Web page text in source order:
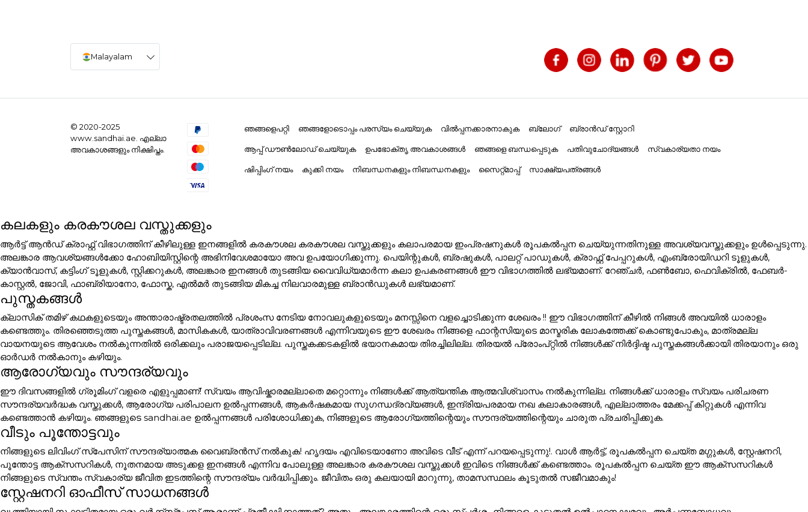
Malayalam
© 2020-2025
www.sandhai.ae. എല്ലാ
അവകാശങ്ങളും നിക്ഷിപ്തം.
ഞങ്ങളെപറ്റി ഞങ്ങളോടൊപ്പം പരസ്യം ചെയ്യുക വിൽപ്പനക്കാരനാകുക ബ്ലോഗ് ബ്രാൻഡ് സ്റ്റോറി
ആപ്പ് ഡൗൺലോഡ് ചെയ്യുക ഉപഭോക്തൃ അവകാശങ്ങൾ ഞങ്ങളെ ബന്ധപ്പെടുക പതിവുചോദ്യങ്ങൾ സ്വകാര്യതാ നയം
ഷിപ്പിംഗ് നയം കുക്കി നയം നിബന്ധനകളും നിബന്ധനകളും സൈറ്റ്മാപ്പ് സാക്ഷ്യപത്രങ്ങൾ
കലകളും കരകൗശല വസ്തുക്കളും
ആർട്ട് ആൻഡ് ക്രാഫ്റ്റ് വിഭാഗത്തിന് കീഴിലുള്ള ഇനങ്ങളിൽ കരകൗശല കരകൗശല വസ്തുക്കളും കലാപരമായ ഇംപ്രഷനുകൾ രൂപകൽപ്പന ചെയ്യുന്നതിനുള്ള അവശ്യവസ്തുക്കളും ഉൾപ്പെടുന്നു.
അലങ്കാര ആവശ്യങ്ങൾക്കോ ഹോബിയിസ്റ്റിന്റെ അഭിനിവേശമായോ അവ ഉപയോഗിക്കുന്നു. പെയിന്റുകൾ, ബ്രഷുകൾ, പാലറ്റ് പാഡുകൾ, ക്രാഫ്റ്റ് പേപ്പറുകൾ, എംബ്രോയിഡറി ടൂളുകൾ,
ക്യാൻവാസ്, കട്ടിംഗ് ടൂളുകൾ, സ്റ്റിക്കറുകൾ, അലങ്കാര ഇനങ്ങൾ തുടങ്ങിയ വൈവിധ്യമാർന്ന കലാ ഉപകരണങ്ങൾ ഈ വിഭാഗത്തിൽ ലഭ്യമാണ്. റേഞ്ചർ, ഫൺബോ, ഫെവിക്രിൽ, ഫേബർ-
കാസ്റ്റൽ, ജോവി, ഫാബ്രിയാനോ, ഫോസ്ക, എൽമർ തുടങ്ങിയ മികച്ച നിലവാരമുള്ള ബ്രാൻഡുകൾ ലഭ്യമാണ്.
പുസ്തകങ്ങൾ
ക്ലാസിക് തമിഴ് കഥകളുടെയും അന്താരാഷ്ട്രതലത്തിൽ പ്രശംസ നേടിയ നോവലുകളുടെയും മനസ്സിനെ വളച്ചൊടിക്കുന്ന ശേഖരം !! ഈ വിഭാഗത്തിന് കീഴിൽ നിങ്ങൾ അവയിൽ ധാരാളം
കണ്ടെത്തും. തിരഞ്ഞെടുത്ത പുസ്തകങ്ങൾ, മാസികകൾ, യാത്രാവിവരണങ്ങൾ എന്നിവയുടെ ഈ ശേഖരം നിങ്ങളെ ഫാന്റസിയുടെ മാസ്മരിക ലോകത്തേക്ക് കൊണ്ടുപോകും, മാത്രമല്ല
വായനയുടെ ആവേശം നൽകുന്നതിൽ ഒരിക്കലും പരാജയപ്പെടില്ല. പുസ്തകക്കടകളിൽ ഭയാനകമായ തിരച്ചിലില്ല. തിരയൽ പ്രോംപ്റ്റിൽ നിങ്ങൾക്ക് നിർദ്ദിഷ്ട പുസ്തകങ്ങൾക്കായി തിരയാനും ഒരു
ഓർഡർ നൽകാനും കഴിയും.
ആരോഗ്യവും സൗന്ദര്യവും
ഈ ദിവസങ്ങളിൽ ഗ്രൂമിംഗ് വളരെ എളുപ്പമാണ്! സ്വയം ആവിഷ്കാരമല്ലാതെ മറ്റൊന്നും നിങ്ങൾക്ക് ആത്യന്തിക ആത്മവിശ്വാസം നൽകുന്നില്ല. നിങ്ങൾക്ക് ധാരാളം സ്വയം പരിചരണ
സൗന്ദര്യവർദ്ധക വസ്തുക്കൾ, ആരോഗ്യ പരിപാലന ഉൽപ്പന്നങ്ങൾ, ആകർഷകമായ സുഗന്ധദ്രവ്യങ്ങൾ, ഇന്ദ്രിയപരമായ നഖ കലാകാരങ്ങൾ, എല്ലാത്തരം മേക്കപ്പ് കിറ്റുകൾ എന്നിവ
കണ്ടെത്താൻ കഴിയും. ഞങ്ങളുടെ sandhai.ae ഉൽപ്പന്നങ്ങൾ പരിശോധിക്കുക, നിങ്ങളുടെ ആരോഗ്യത്തിന്റെയും സൗന്ദര്യത്തിന്റെയും ചാരുത പ്രചരിപ്പിക്കുക.
വീടും പൂന്തോട്ടവും
നിങ്ങളുടെ ലിവിംഗ് സ്പേസിന് സൗന്ദര്യാത്മക വൈബ്രൻസ് നൽകുക! ഹൃദയം എവിടെയാണോ അവിടെ വീട് എന്ന് പറയപ്പെടുന്നു!. വാൾ ആർട്ട്, രൂപകൽപ്പന ചെയ്ത മഗ്ഗുകൾ, സ്റ്റേഷനറി,
പൂന്തോട്ട ആക്സസറികൾ, നൂതനമായ അടുക്കള ഇനങ്ങൾ എന്നിവ പോലുള്ള അലങ്കാര കരകൗശല വസ്തുക്കൾ ഇവിടെ നിങ്ങൾക്ക് കണ്ടെത്താം. രൂപകൽപ്പന ചെയ്ത ഈ ആക്സസറികൾ
നിങ്ങളുടെ സ്വന്തം സ്വകാര്യ ജീവിത ഇടത്തിന്റെ സൗന്ദര്യം വർദ്ധിപ്പിക്കും. ജീവിതം ഒരു കലയായി മാറുന്നു, താമസസ്ഥലം കൂടുതൽ സജീവമാകും!
സ്റ്റേഷനറി ഓഫീസ് സാധനങ്ങൾ